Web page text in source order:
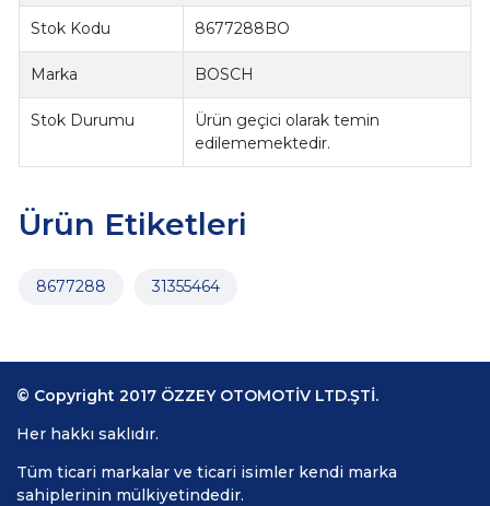
Stok Kodu 8677288BO
Marka BOSCH
Stok Durumu
Ürün geçici olarak temin
edilememektedir.
Ürün Etiketleri
8677288 31355464
© Copyright 2017 ÖZZEY OTOMOTİV LTD.ŞTİ.
Her hakkı saklıdır.
Tüm ticari markalar ve ticari isimler kendi marka
sahiplerinin mülkiyetindedir.